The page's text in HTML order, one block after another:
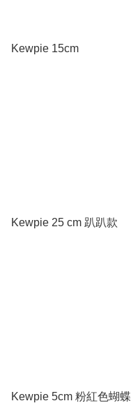
Kewpie 15cm
Kewpie 25 cm 趴趴款
Kewpie 5cm 粉紅色蝴蝶